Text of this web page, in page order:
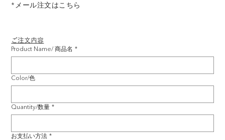
ご注文内容
Product Name/ 商品名 *
Color/色
Quantity/数量 *
お支払い方法 *
*メール注文はこちら